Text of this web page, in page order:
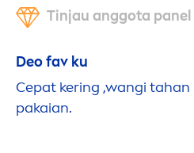
Tinjau anggota panel
Deo fav ku
Cepat kering ,wangi
pakaian.